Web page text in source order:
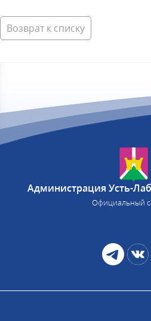
Возврат к списку
Администрация Усть-
Официальный